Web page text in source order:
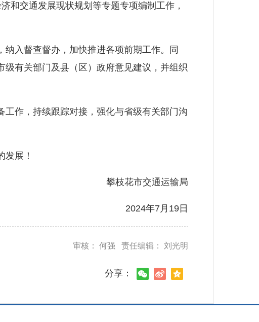
和交通发展现状规划等专题专项编制工作，
入督查督办，加快推进各项前期工作。同
有关部门及县（区）政府意见建议，并组织
作，持续跟踪对接，强化与省级有关部门沟
展！
攀枝花市交通运输局
2024年7月19日
审核： 何强 责任编辑： 刘光明
分享：